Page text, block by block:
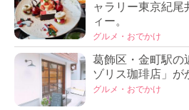
ャラリー東京紀尾
ィー。
グルメ・おでかけ
葛飾区・金町駅の
ゾリス珈琲店」が
グルメ・おでかけ